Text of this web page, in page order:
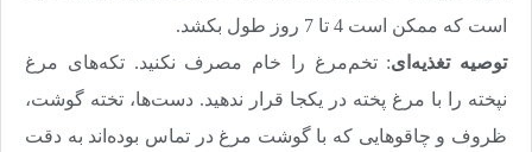
است که ممکن است 4 تا 7 روز طول بکشد
.
توصیه تغذیه‌ای: تخم‌مرغ را خام مصرف نکنید. تکه‌های مرغ
نپخته را با مرغ پخته در یکجا قرار ندهید. دست‌ها، تخته گوشت،
ظروف و چاقوهایی که با گوشت مرغ در تماس بوده‌اند به دقت